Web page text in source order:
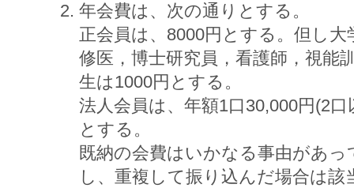
年会費は、次の通りとする。
正会員は、8000円とする。但し大
修医，博士研究員，看護師，視能
生は1000円とする。
法人会員は、年額1口30,000円(2
とする。
既納の会費はいかなる事由があ
し、重複して振り込んだ場合は該